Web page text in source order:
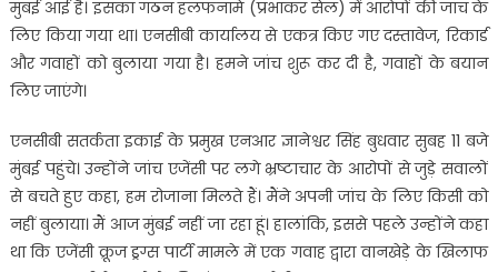
मुंबई आई है। इसका गठन हलफनामे (प्रभाकर सेल) में आरोपों की जांच के
लिए किया गया था। एनसीबी कार्यालय से एकत्र किए गए दस्तावेज, रिकार्ड
और गवाहों को बुलाया गया है। हमने जांच शुरू कर दी है, गवाहों के बयान
लिए जाएंगे।
एनसीबी सतर्कता इकाई के प्रमुख एनआर ज्ञानेश्वर सिंह बुधवार सुबह 11 बजे
मुंबई पहुंचे। उन्होंने जांच एजेंसी पर लगे भ्रष्टाचार के आरोपों से जुड़े सवालों
से बचते हुए कहा, हम रोजाना मिलते हैं। मैंने अपनी जांच के लिए किसी को
नहीं बुलाया। मैं आज मुंबई नहीं जा रहा हूं। हालांकि, इससे पहले उन्होंने कहा
था कि एजेंसी क्रूज ड्रग्स पार्टी मामले में एक गवाह द्वारा वानखेड़े के खिलाफ